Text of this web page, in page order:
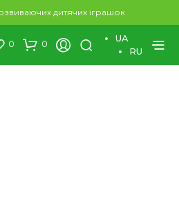
дитячих іграшок
0 0
UA
RU